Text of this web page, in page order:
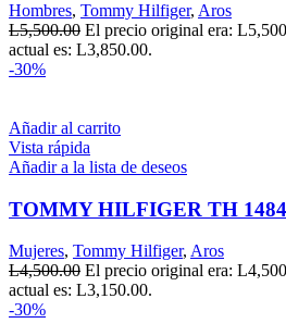
Hombres, Tommy Hilfiger, Aros
L5,500.00 El precio original era:
actual es: L3,850.00.
-30%
Añadir al carrito
Vista rápida
Añadir a la lista de deseos
TOMMY HILFIGER TH 1484
Mujeres, Tommy Hilfiger, Aros
L4,500.00 El precio original era:
actual es: L3,150.00.
-30%